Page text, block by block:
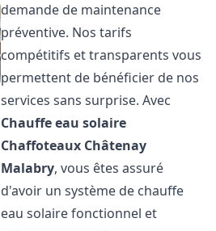
demande de maintenance
préventive. Nos tarifs
compétitifs et transparents vous
permettent de bénéficier de nos
services sans surprise. Avec
Chauffe eau solaire
Chaffoteaux Châtenay
Malabry, vous êtes assuré
d'avoir un système de chauffe
eau solaire fonctionnel et